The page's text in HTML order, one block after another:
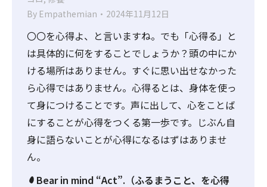
By Empathemian 2024年11月12日
〇〇を心得よ、と言いますね。でも「心得る」と
は具体的に何をすることでしょうか？頭の中にか
ける場所はありません。すぐに思い出せなかった
ら心得ではありません。心得るとは、身体を使っ
て身につけることです。声に出して、心をことば
にすることが心得をつくる第一歩です。じぶん自
身に語らないことが心得になるはずはありませ
ん。
Bear in mind “Act”.（ふるまうこと、を心得